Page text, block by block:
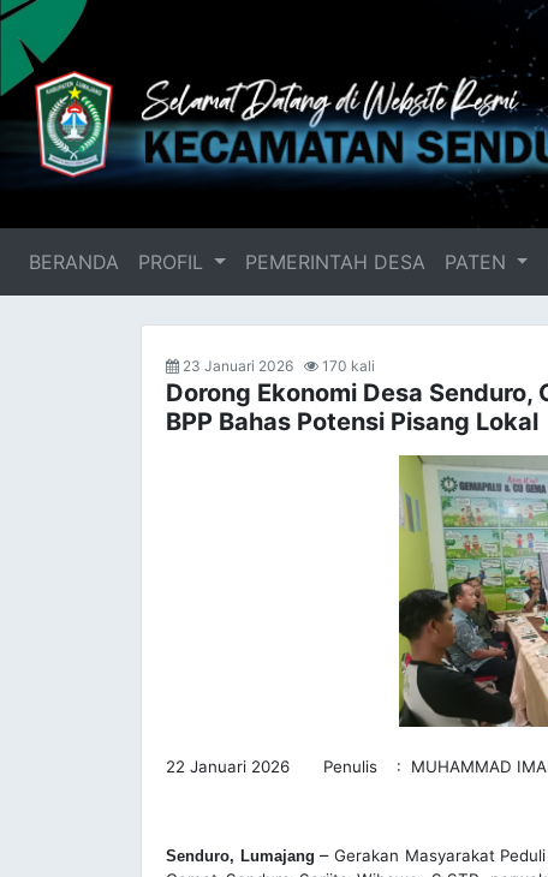
BERANDA (current)
PROFIL PEMERINTAH DESA PATEN
23 Januari 2026 170 kali
Dorong Ekonomi Desa
BPP Bahas Potensi Pisang Lokal
22 Januari 2026 Penulis : MUHAMMAD
Senduro, Lumajang – Gerakan Masyarakat